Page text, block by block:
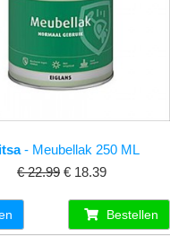
- Meubellak 250 ML
€ 22.99 € 18.39
Bestellen